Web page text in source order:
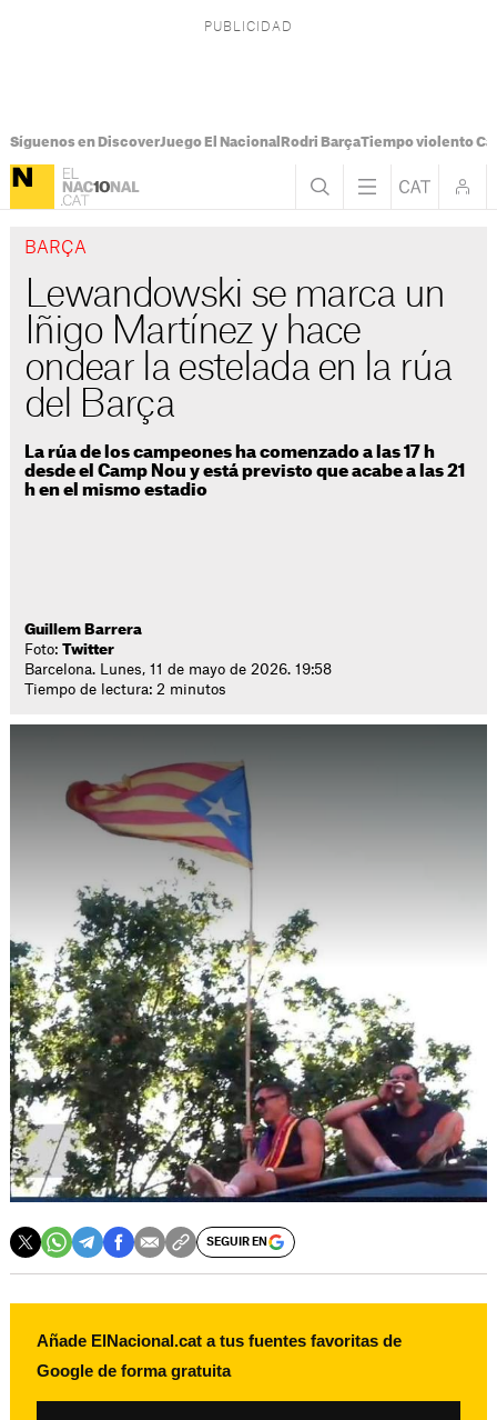
Síguenos en DiscoverJuego El Nacional Rodri BarçaTiempo violento
BARÇA
Lewandowski se marca un
Iñigo Martínez y hace
ondear la estelada en la rúa
del Barça
La rúa de los campeones ha comenzado a las 17 h
desde el Camp Nou y está previsto que acabe a las 21
h en el mismo estadio
Guillem Barrera
Foto:Twitter
Barcelona. Lunes, 11 de mayo de 2026. 19:58
Tiempo de lectura: 2 minutos
SEGUIR EN
Añade ElNacional.cat a tus fuentes favoritas de
Google de forma gratuita